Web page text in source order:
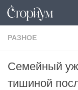
Под записью
РАЗНОЕ
Семейный
тишиной